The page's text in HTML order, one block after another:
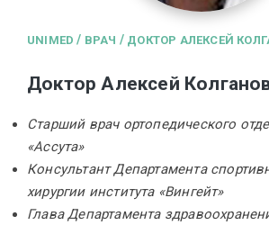
UNIMED / ВРАЧ / ДОКТОР АЛЕКСЕЙ
Доктор Алексей
Старший врач ортопедического
«Ассута»
Консультант Департамента
хирургии института «Вингейт»
Глава Департамента